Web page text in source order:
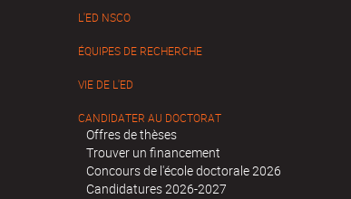
L'ED NSCO
ÉQUIPES DE RECHERCHE
VIE DE L'ED
CANDIDATER AU DOCTORAT
Offres de thèses
Trouver un financement
Concours de l'école doctorale 2026
Candidatures 2026-2027